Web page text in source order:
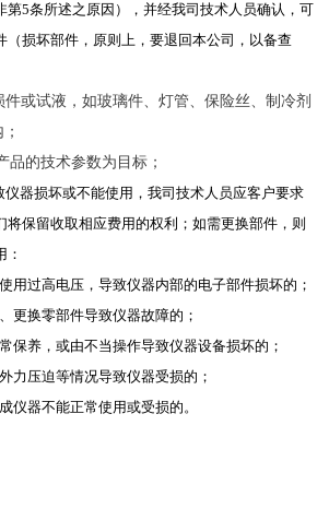
第5条所述之原因），并经我司技术人员确认，可
（损坏部件，原则上，要退回本公司，以备查
或试液，如玻璃件、灯管、保险丝、制冷剂
品的技术参数为目标；
仪器损坏或不能使用，我司技术人员应客户要求
将保留收取相应费用的权利；如需更换部件，则
：
用过高电压，导致仪器内部的电子部件损坏的；
更换零部件导致仪器故障的；
保养，或由不当操作导致仪器设备损坏的；
力压迫等情况导致仪器受损的；
仪器不能正常使用或受损的。